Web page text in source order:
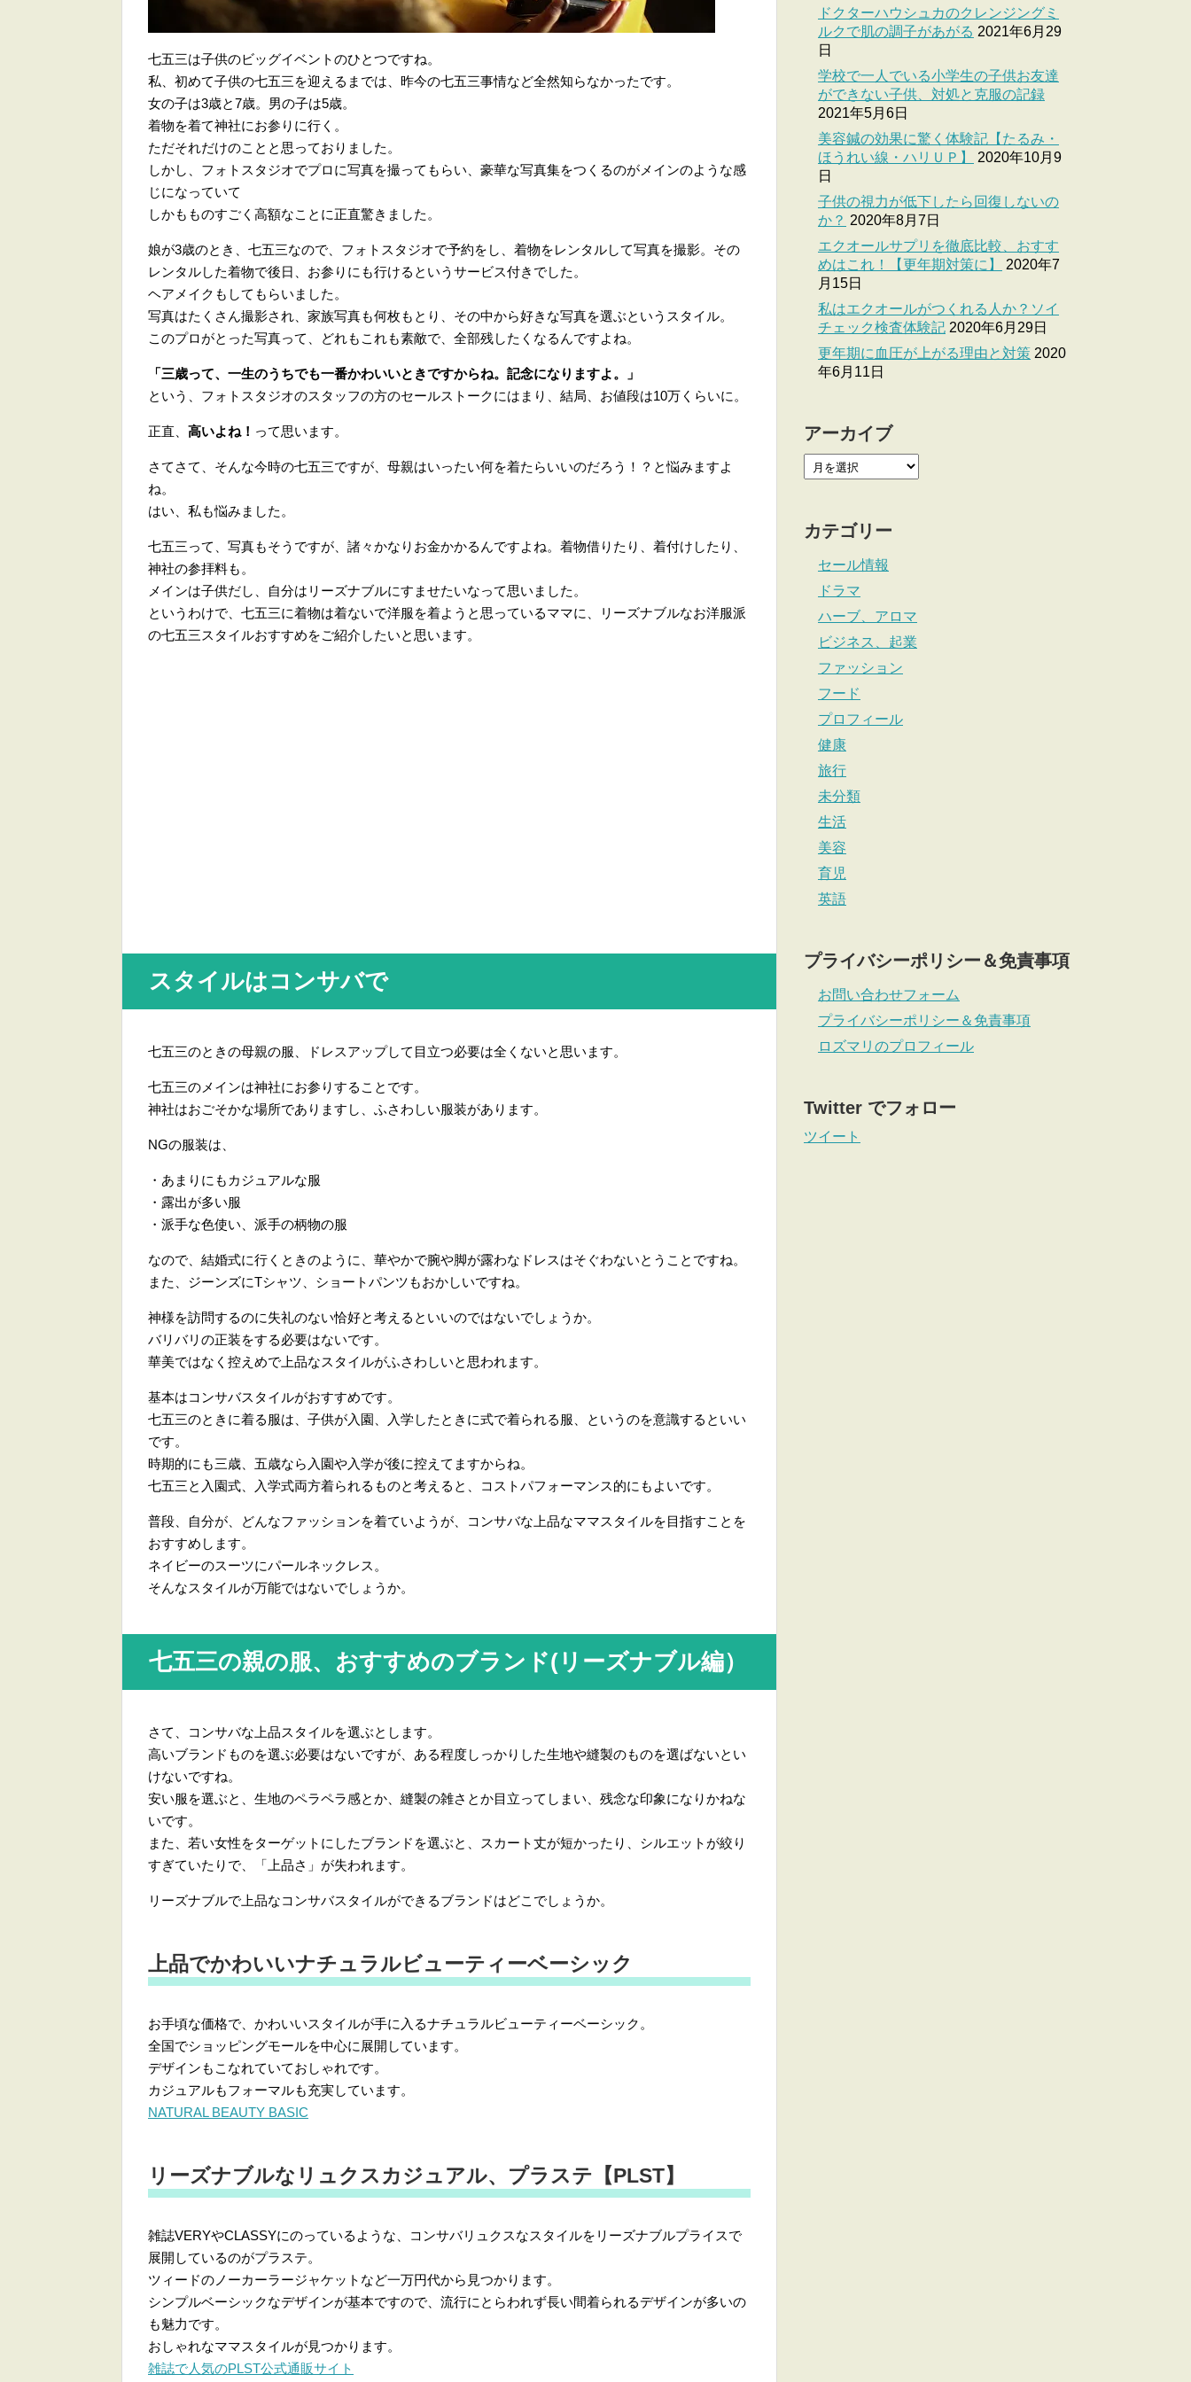
七五三は子供のビッグイベントのひとつですね。
私、初めて子供の七五三を迎えるまでは、昨今の七五三事情など全然知らなかったです。
女の子は3歳と7歳。男の子は5歳。
着物を着て神社にお参りに行く。
ただそれだけのことと思っておりました。
しかし、フォトスタジオでプロに写真を撮ってもらい、豪華な写真集をつくるのがメインのような感
じになっていて
しかもものすごく高額なことに正直驚きました。
娘が3歳のとき、七五三なので、フォトスタジオで予約をし、着物をレンタルして写真を撮影。その
レンタルした着物で後日、お参りにも行けるというサービス付きでした。
ヘアメイクもしてもらいました。
写真はたくさん撮影され、家族写真も何枚もとり、その中から好きな写真を選ぶというスタイル。
このプロがとった写真って、どれもこれも素敵で、全部残したくなるんですよね。
「三歳って、一生のうちでも一番かわいいときですからね。記念になりますよ。」
という、フォトスタジオのスタッフの方のセールストークにはまり、結局、お値段は10万くらいに。
正直、 高いよね！ って思います。
さてさて、そんな今時の七五三ですが、母親はいったい何を着たらいいのだろう！？と悩みますよ
ね。
はい、私も悩みました。
七五三って、写真もそうですが、諸々かなりお金かかるんですよね。着物借りたり、着付けしたり、
神社の参拝料も。
メインは子供だし、自分はリーズナブルにすませたいなって思いました。
というわけで、七五三に着物は着ないで洋服を着ようと思っているママに、リーズナブルなお洋服派
の七五三スタイルおすすめをご紹介したいと思います。
スタイルはコンサバで
七五三のときの母親の服、ドレスアップして目立つ必要は全くないと思います。
七五三のメインは神社にお参りすることです。
神社はおごそかな場所でありますし、ふさわしい服装があります。
NGの服装は、
・あまりにもカジュアルな服
・露出が多い服
・派手な色使い、派手の柄物の服
なので、結婚式に行くときのように、華やかで腕や脚が露わなドレスはそぐわないとうことですね。
また、ジーンズにTシャツ、ショートパンツもおかしいですね。
神様を訪問するのに失礼のない恰好と考えるといいのではないでしょうか。
バリバリの正装をする必要はないです。
華美ではなく控えめで上品なスタイルがふさわしいと思われます。
基本はコンサバスタイルがおすすめです。
七五三のときに着る服は、子供が入園、入学したときに式で着られる服、というのを意識するといい
です。
時期的にも三歳、五歳なら入園や入学が後に控えてますからね。
七五三と入園式、入学式両方着られるものと考えると、コストパフォーマンス的にもよいです。
普段、自分が、どんなファッションを着ていようが、コンサバな上品なママスタイルを目指すことを
おすすめします。
ネイビーのスーツにパールネックレス。
そんなスタイルが万能ではないでしょうか。
七五三の親の服、おすすめのブランド(リーズナブル編）
さて、コンサバな上品スタイルを選ぶとします。
高いブランドものを選ぶ必要はないですが、ある程度しっかりした生地や縫製のものを選ばないとい
けないですね。
安い服を選ぶと、生地のペラペラ感とか、縫製の雑さとか目立ってしまい、残念な印象になりかねな
いです。
また、若い女性をターゲットにしたブランドを選ぶと、スカート丈が短かったり、シルエットが絞り
すぎていたりで、「上品さ」が失われます。
リーズナブルで上品なコンサバスタイルができるブランドはどこでしょうか。
上品でかわいいナチュラルビューティーベーシック
お手頃な価格で、かわいいスタイルが手に入るナチュラルビューティーベーシック。
全国でショッピングモールを中心に展開しています。
デザインもこなれていておしゃれです。
カジュアルもフォーマルも充実しています。
NATURAL BEAUTY BASIC
リーズナブルなリュクスカジュアル、プラステ【PLST】
雑誌VERYやCLASSYにのっているような、コンサバリュクスなスタイルをリーズナブルプライスで
展開しているのがプラステ。
ツィードのノーカーラージャケットなど一万円代から見つかります。
シンプルベーシックなデザインが基本ですので、流行にとらわれず長い間着られるデザインが多いの
も魅力です。
おしゃれなママスタイルが見つかります。
雑誌で人気のPLST公式通販サイト
ドクターハウシュカのクレンジングミ
ルクで肌の調子があがる 2021年6月29
日
学校で一人でいる小学生の子供お友達
ができない子供、対処と克服の記録
2021年5月6日
美容鍼の効果に驚く体験記【たるみ・
ほうれい線・ハリＵＰ】
2020年10月9
日
子供の視力が低下したら回復しないの
か？ 2020年8月7日
エクオールサプリを徹底比較、おすす
めはこれ！【更年期対策に】
2020年7
月15日
私はエクオールがつくれる人か？ソイ
チェック検査体験記 2020年6月29日
更年期に血圧が上がる理由と対策 2020
年6月11日
アーカイブ
カテゴリー
セール情報
ドラマ
ハーブ、アロマ
ビジネス、起業
ファッション
フード
プロフィール
健康
旅行
未分類
生活
美容
育児
英語
プライバシーポリシー＆免責事項
お問い合わせフォーム
プライバシーポリシー＆免責事項
ロズマリのプロフィール
Twitter でフォロー
ツイート